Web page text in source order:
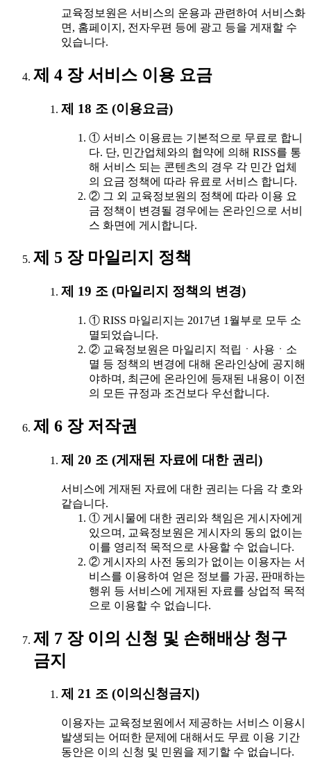
교육정보원은 서비스의 운용과 관련하여 서비스화
면, 홈페이지, 전자우편 등에 광고 등을 게재할 수
있습니다.
제 4 장 서비스 이용 요금
제 18 조 (이용요금)
① 서비스 이용료는 기본적으로 무료로 합니
다. 단, 민간업체와의 협약에 의해 RISS를 통
해 서비스 되는 콘텐츠의 경우 각 민간 업체
의 요금 정책에 따라 유료로 서비스 합니다.
② 그 외 교육정보원의 정책에 따라 이용 요
금 정책이 변경될 경우에는 온라인으로 서비
스 화면에 게시합니다.
제 5 장 마일리지 정책
제 19 조 (마일리지 정책의 변경)
① RISS 마일리지는 2017년 1월부로 모두 소
멸되었습니다.
② 교육정보원은 마일리지 적립ㆍ사용ㆍ소
멸 등 정책의 변경에 대해 온라인상에 공지해
야하며, 최근에 온라인에 등재된 내용이 이전
의 모든 규정과 조건보다 우선합니다.
제 6 장 저작권
제 20 조 (게재된 자료에 대한 권리)
서비스에 게재된 자료에 대한 권리는 다음 각 호와
같습니다.
① 게시물에 대한 권리와 책임은 게시자에게
있으며, 교육정보원은 게시자의 동의 없이는
이를 영리적 목적으로 사용할 수 없습니다.
② 게시자의 사전 동의가 없이는 이용자는 서
비스를 이용하여 얻은 정보를 가공, 판매하는
행위 등 서비스에 게재된 자료를 상업적 목적
으로 이용할 수 없습니다.
제 7 장 이의 신청 및 손해배상 청구
금지
제 21 조 (이의신청금지)
이용자는 교육정보원에서 제공하는 서비스 이용시
발생되는 어떠한 문제에 대해서도 무료 이용 기간
동안은 이의 신청 및 민원을 제기할 수 없습니다.